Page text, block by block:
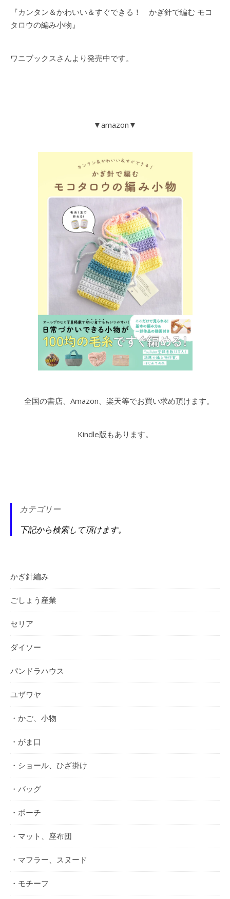
『カンタン＆かわいい＆すぐできる！ かぎ針で編む モコ
タロウの編み小物』
ワニブックスさんより発売中です。
▼amazon▼
全国の書店、Amazon、楽天等でお買い求め頂けます。
Kindle版もあります。
カテゴリー
下記から検索して頂けます。
かぎ針編み
ごしょう産業
セリア
ダイソー
パンドラハウス
ユザワヤ
・かご、小物
・がま口
・ショール、ひざ掛け
・バッグ
・ポーチ
・マット、座布団
・マフラー、スヌード
・モチーフ